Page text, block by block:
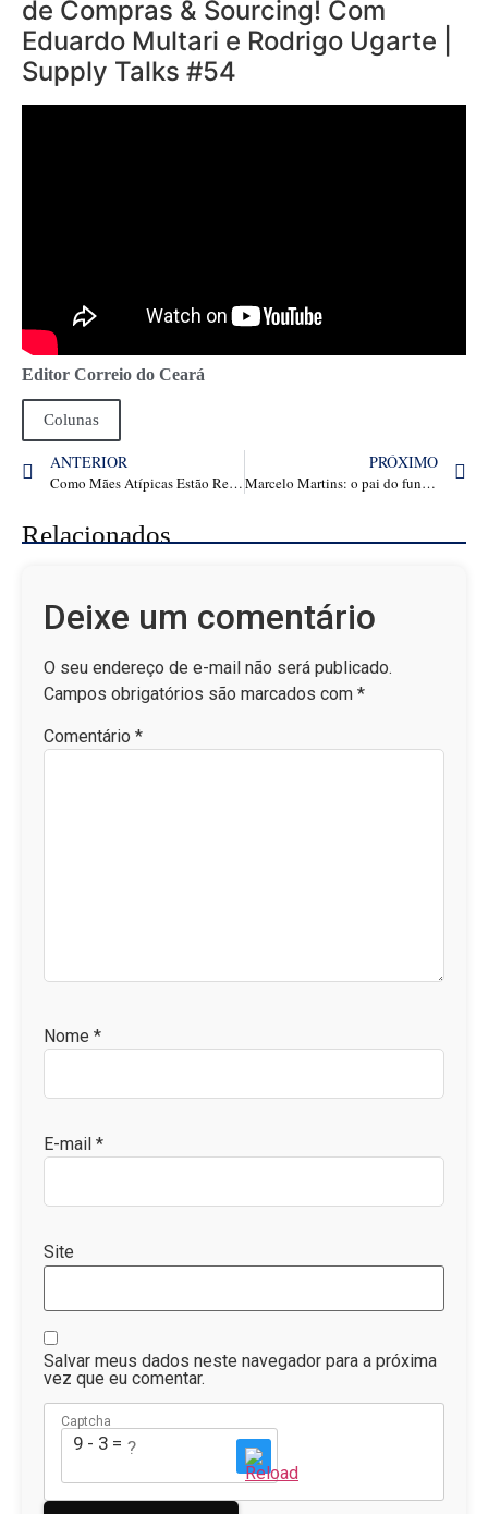
de Compras & Sourcing! Com
Eduardo Multari e Rodrigo Ugarte |
Supply Talks #54
Editor Correio do Ceará
Colunas
ANTERIOR
Como Mães Atípicas Estão Redefinindo o Conceito de Antifragilidade no Mercado de Trabalho
PRÓXIMO
Marcelo Martins: o pai do funknejo que é um gênio por trás de grandes sucessos do sertanejo romântico
Relacionados
Deixe um comentário
O seu endereço de e-mail não será publicado.
Campos obrigatórios são marcados com *
Comentário *
Nome *
E-mail *
Site
Salvar meus dados neste navegador para a próxima
vez que eu comentar.
Captcha
9 - 3 = ?